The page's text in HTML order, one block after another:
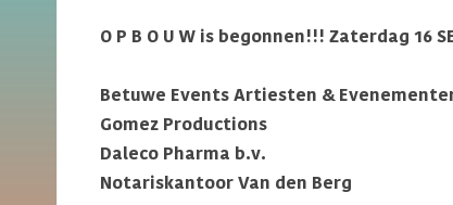
O P B O U W is begonnen!!! Zaterdag 16
Betuwe Events Artiesten &
Gomez Productions
Daleco Pharma b.v.
Notariskantoor Van den Berg